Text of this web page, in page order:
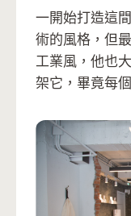
一開始打造這
術的風格，但
工業風，他也
架它，畢竟每